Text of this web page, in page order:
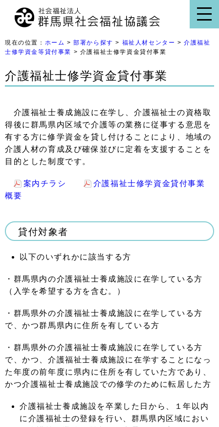
現在の位置： ホーム >部署から探す > 福祉人材センター >介護福祉
士修学資金等貸付事業 > 介護福祉士修学資金貸付事業
介護福祉士修学資金貸付事業
介護福祉士養成施設に在学し、介護福祉士の資格取
得後に群馬県内区域で介護等の業務に従事する意思を
有する方に修学資金を貸し付けることにより、地域の
介護人材の育成及び確保並びに定着を支援することを
目的とした制度です。
案内チラシ
介護福祉士修学資金貸付事業
概要
貸付対象者
以下のいずれかに該当する方
・群馬県内の介護福祉士養成施設に在学している方
（入学を希望する方を含む。）
・群馬県外の介護福祉士養成施設に在学している方
で、かつ群馬県内に住所を有している方
・群馬県外の介護福祉士養成施設に在学している方
で、かつ、介護福祉士養成施設に在学することになっ
た年度の前年度に県内に住所を有していた方であり、
かつ介護福祉士養成施設での修学のために転居した方
介護福祉士養成施設を卒業した日から、１年以内
に介護福祉士の登録を行い、群馬県内区域におい